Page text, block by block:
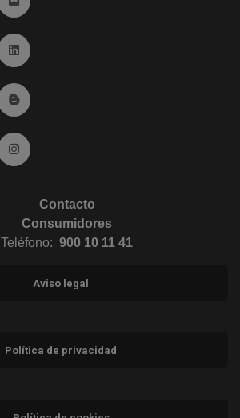
Ir a Linkedin (abre en ventana nueva)
Ir al Blog (abre en ventana nueva)
Ir a Instagram (abre en ventana nueva)
Contacto
Consumidores
Teléfono: 900 10 11 41
Aviso legal
Política de privacidad